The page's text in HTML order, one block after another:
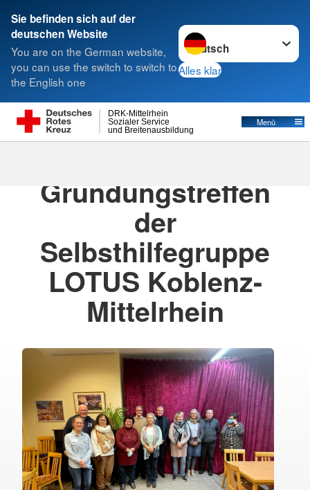
Sie befinden sich auf der
deutschen Website
You are on the German website,
you can use the switch to switch to
the English one
Sprache wechseln zu
Alles klar
und Breitenausbildung
Sozialer Service
DRK-Mittelrhein
Menü
Suche
Gründungstreffen
der
Selbsthilfegruppe
LOTUS Koblenz-
Mittelrhein